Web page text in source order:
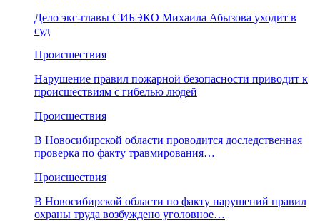
Дело экс-главы СИБЭКО Михаила Абызова уходит в
суд
Происшествия
Нарушение правил пожарной безопасности приводит к
происшествиям с гибелью людей
Происшествия
В Новосибирской области проводится доследственная
проверка по факту травмирования…
Происшествия
В Новосибирской области по факту нарушений правил
охраны труда возбуждено уголовное…